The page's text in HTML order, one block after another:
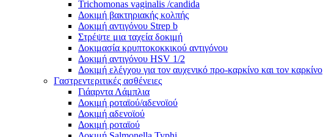
Trichomonas vaginalis /candida
Δοκιμή βακτηριακής κολπής
Δοκιμή αντιγόνου Strep b
Στρέψτε μια ταχεία δοκιμή
Δοκιμασία κρυπτοκοκκικού αντιγόνου
Δοκιμή αντιγόνου HSV 1/2
Δοκιμή ελέγχου για τον αυχενικό προ-καρκίνο και τον καρκίνο
Γαστρεντεριτικές ασθένειες
Γιάαρντα Λάμπλια
Δοκιμή ροταϊού/αδενοϊού
Δοκιμή αδενοϊού
Δοκιμή ροταϊού